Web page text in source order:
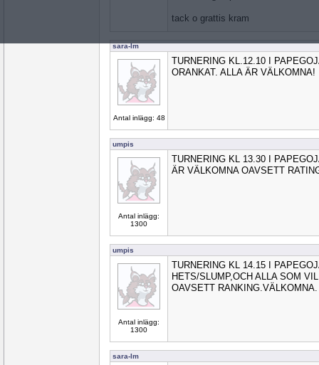
tack o grattis kram
sara-lm
Antal inlägg: 48
TURNERING KL.12.10 I
ORANKAT. ALLA ÄR VÄLKOMNA!
umpis
Antal inlägg:
1300
TURNERING KL 13.30 I
ÄR VÄLKOMNA OAVSETT
umpis
Antal inlägg:
1300
TURNERING KL 14.15 I
HETS/SLUMP,OCH ALLA SOM
OAVSETT RANKING.VÄLKOMNA.
sara-lm